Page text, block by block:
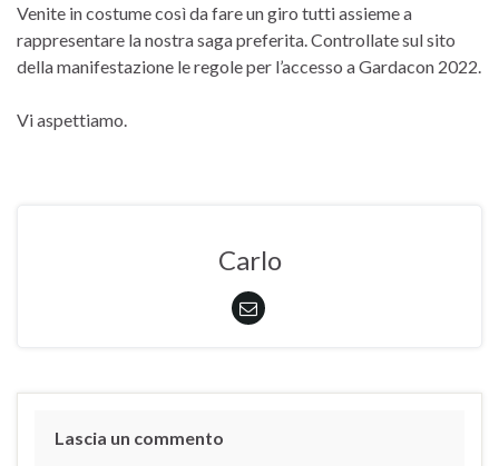
Venite in costume così da fare un giro tutti assieme a
rappresentare la nostra saga preferita. Controllate sul sito
della manifestazione le regole per l’accesso a Gardacon 2022.
Vi aspettiamo.
Carlo
Lascia un commento